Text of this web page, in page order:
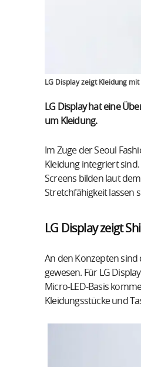
LG Display zeigt Kleidung
LG Display hat eine
um Kleidung.
Im Zuge der Seoul
Kleidung integriert
Screens bilden laut
Stretchfähigkeit lassen
LG Display zeigt
An den Konzepten sind
gewesen. Für LG
Micro-LED-Basis
Kleidungsstücke und